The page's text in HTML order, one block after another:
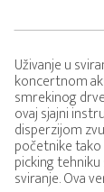
Uživanje u
koncertnom
smrekinog
ovaj sjajni
disperzijom
početnike
picking
sviranje. Ova